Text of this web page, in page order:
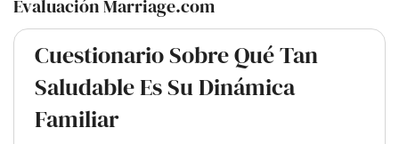
Evaluación Marriage.com
Cuestionario Sobre Qué Tan
Saludable Es Su Dinámica
Familiar